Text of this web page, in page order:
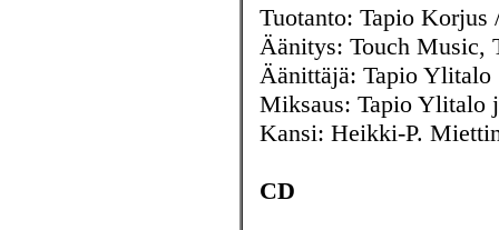
Tuotanto: Tapio
Äänitys: Touch Music,
Äänittäjä: Tapio Ylitalo
Miksaus: Tapio Ylitalo
Kansi: Heikki-P.
CD